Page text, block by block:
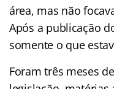
área, mas não
Após a publicação
somente o que
Foram três meses